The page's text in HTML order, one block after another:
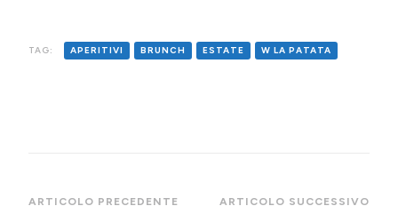
TAG: APERITIVI BRUNCH ESTATE W LA PATATA
Navigazione
ARTICOLO PRECEDENTE ARTICOLO SUCCESSIVO